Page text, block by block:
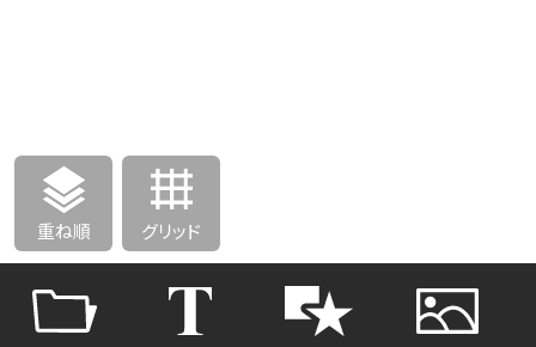
重ね順 グリッド